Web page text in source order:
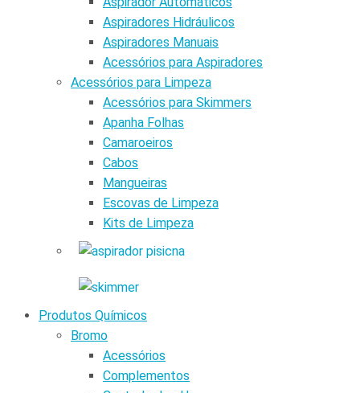
Aspiradores Hidráulicos
Aspiradores Manuais
Acessórios para Aspiradores
Acessórios para Limpeza
Acessórios para Skimmers
Apanha Folhas
Camaroeiros
Cabos
Mangueiras
Escovas de Limpeza
Kits de Limpeza
Produtos Químicos
Bromo
Acessórios
Complementos